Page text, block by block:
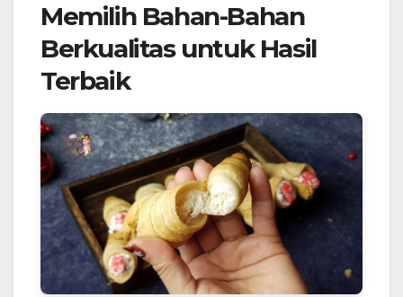
Memilih Bahan-Bahan
Berkualitas untuk Hasil
Terbaik